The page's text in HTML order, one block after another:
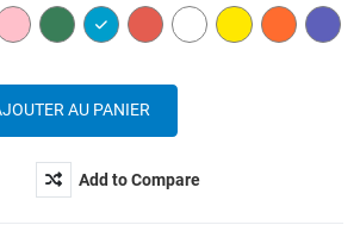
PINK GREEN BLUE RED WHITE YELLOW ORANGE
Add to Compare